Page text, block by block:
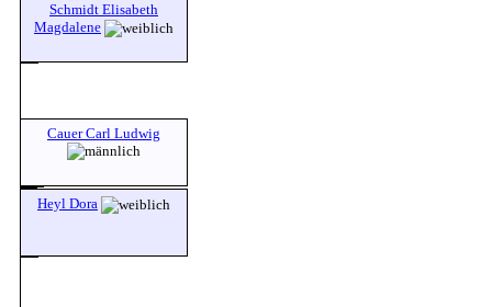
Schmidt Elisabeth
Magdalene
Cauer Carl Ludwig
Heyl Dora